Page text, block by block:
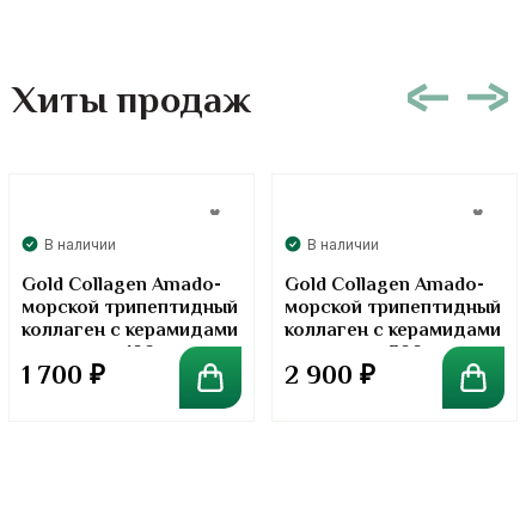
Хиты продаж
В наличии
Gold Collagen Amado-
морской трипептидный
коллаген с керамидами
в порошке. 100 грамм
1 700 ₽
В наличии
Gold Collagen Amado-
морской трипептидный
коллаген с керамидами
в порошке. 300 грамм
2 900 ₽